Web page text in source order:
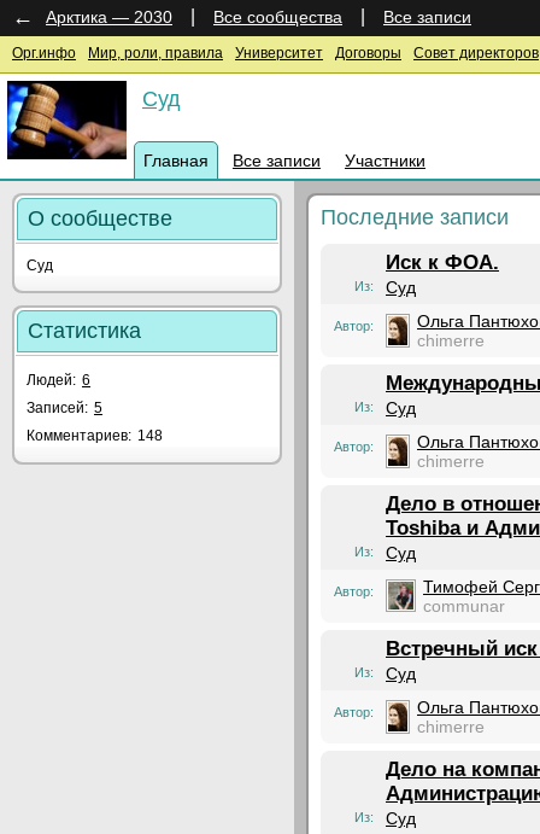
← Арктика — 2030 Все сообщества Все записи
Орг.инфо Мир, роли, правила Университет Договоры Совет директоров
Суд
Главная Все записи Участники
О сообществе
Суд
Статистика
Людей: 6
Записей: 5
Комментариев: 148
Последние записи
Иск к ФОА.
Из: Суд
Автор:
Ольга
chimerre
Из: Суд
Автор:
Ольга
chimerre
Дело в
Toshiba и
Из: Суд
Автор:
Тимофей
communar
Встречный
Из: Суд
Автор:
Ольга
chimerre
Дело на
Из: Суд